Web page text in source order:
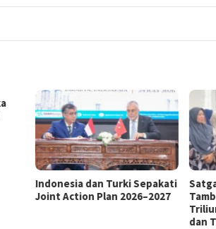
Satgas PRR Pacu Realisasi
Tambahan TKD Aceh Rp1,65
PHK